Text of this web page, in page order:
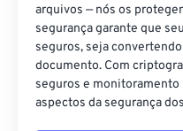
arquivos — nós os
segurança garante que
seguros, seja
documento. Com
seguros e monitoramento
aspectos da segurança